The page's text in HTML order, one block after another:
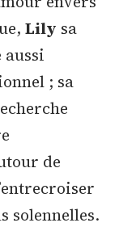
Lily sa
; sa
de
solennelles.